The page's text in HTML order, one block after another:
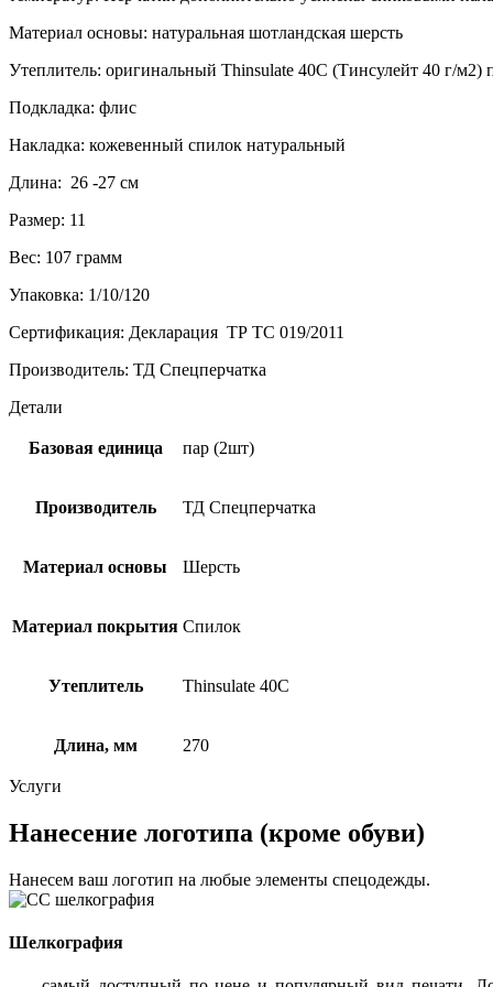
Материал основы: натуральная шотландская шерсть
Утеплитель: оригинальный Thinsulate 40C (Тинсулейт 40 г/м2)
Подкладка: флис
Накладка: кожевенный спилок натуральный
Длина: 26 -27 см
Размер: 11
Вес: 107 грамм
Упаковка: 1/10/120
Сертификация: Декларация ТР ТС 019/2011
Производитель: ТД Спецперчатка
Детали
Базовая единица пар (2шт)
Производитель ТД Спецперчатка
Материал основы Шерсть
Материал покрытия Спилок
Утеплитель Thinsulate 40C
Длина, мм 270
Услуги
Нанесение логотипа (кроме обуви)
Нанесем ваш логотип на любые элементы спецодежды.
Шелкография